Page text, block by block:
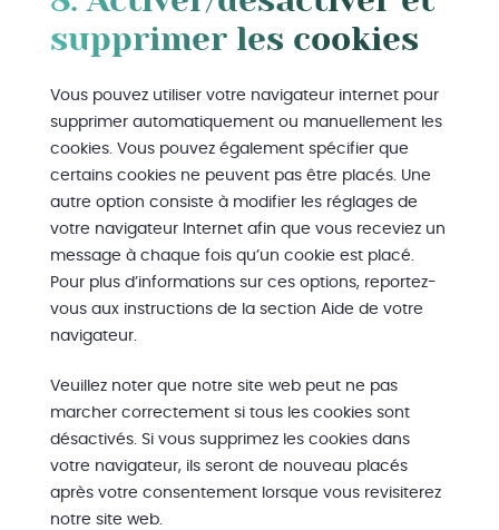
supprimer les cookies
Vous pouvez utiliser votre navigateur internet pour
supprimer automatiquement ou manuellement les
cookies. Vous pouvez également spécifier que
certains cookies ne peuvent pas être placés. Une
autre option consiste à modifier les réglages de
votre navigateur Internet afin que vous receviez un
message à chaque fois qu’un cookie est placé.
Pour plus d’informations sur ces options, reportez-
vous aux instructions de la section Aide de votre
navigateur.
Veuillez noter que notre site web peut ne pas
marcher correctement si tous les cookies sont
désactivés. Si vous supprimez les cookies dans
votre navigateur, ils seront de nouveau placés
après votre consentement lorsque vous revisiterez
notre site web.